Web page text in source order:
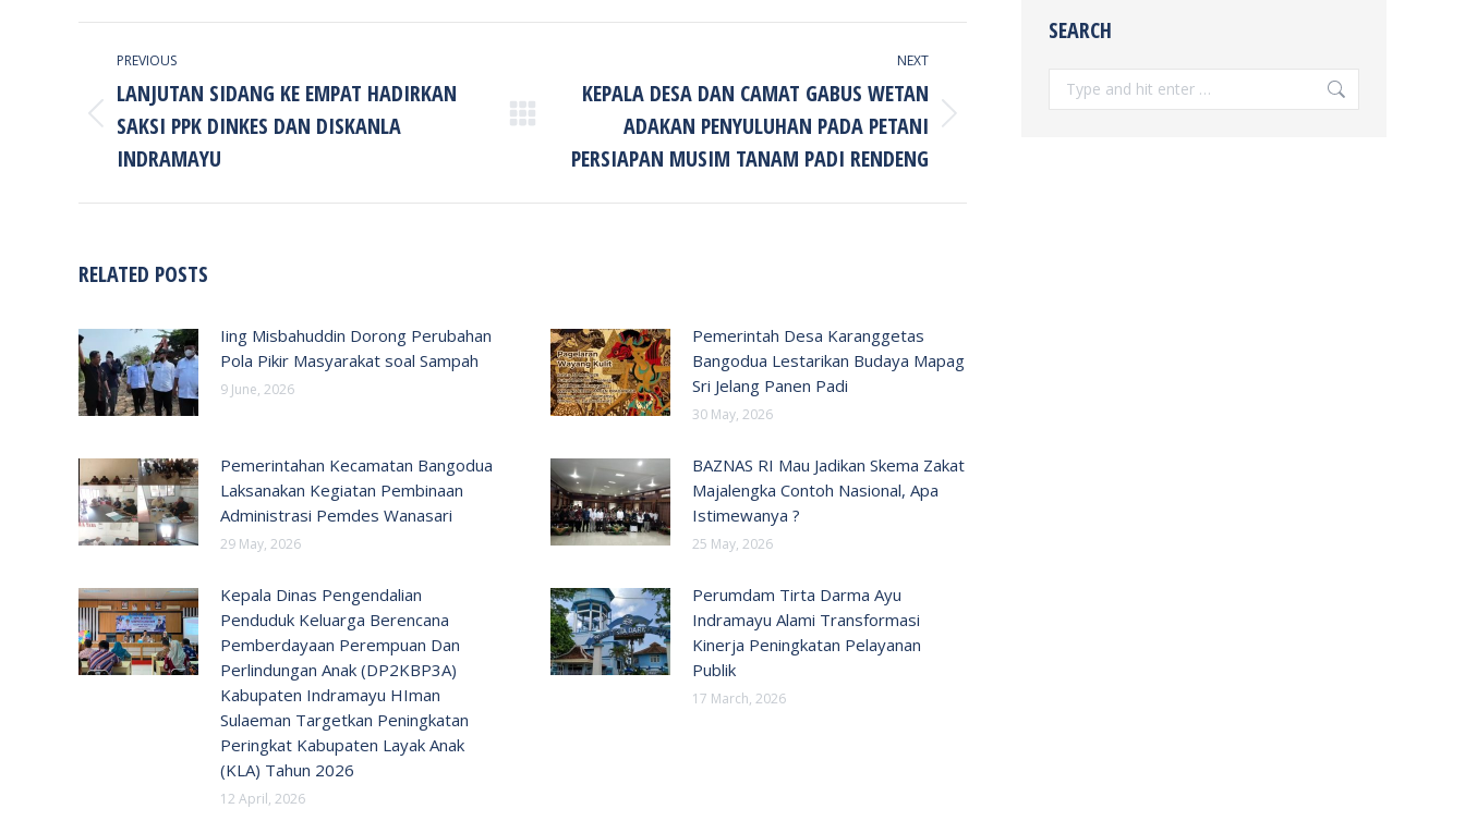
NAVIGATION
PREVIOUS
Previous
post:
LANJUTAN SIDANG KE EMPAT HADIRKAN
SAKSI PPK DINKES DAN DISKANLA
INDRAMAYU
NEXT
post:
KEPALA DESA DAN CAMAT GABUS WETAN
ADAKAN PENYULUHAN PADA PETANI
PERSIAPAN MUSIM TANAM PADI RENDENG
RELATED POSTS
Iing Misbahuddin Dorong Perubahan
Pola Pikir Masyarakat soal Sampah
9 June, 2026
Pemerintah Desa Karanggetas
Bangodua Lestarikan Budaya Mapag
Sri Jelang Panen Padi
30 May, 2026
Pemerintahan Kecamatan Bangodua
Laksanakan Kegiatan Pembinaan
Administrasi Pemdes Wanasari
29 May, 2026
BAZNAS RI Mau Jadikan Skema Zakat
Majalengka Contoh Nasional, Apa
Istimewanya ?
25 May, 2026
Kepala Dinas Pengendalian
Penduduk Keluarga Berencana
Pemberdayaan Perempuan Dan
Perlindungan Anak (DP2KBP3A)
Kabupaten Indramayu HIman
Sulaeman Targetkan Peningkatan
Peringkat Kabupaten Layak Anak
(KLA) Tahun 2026
12 April, 2026
Perumdam Tirta Darma Ayu
Indramayu Alami Transformasi
Kinerja Peningkatan Pelayanan
Publik
17 March, 2026
SEARCH
Search: